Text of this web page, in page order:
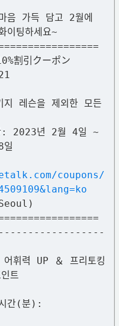
음 가득 담고 2월에
이팅하세요~
割引クーポン
레슨을 제외한 모든
: 2023년 2월 4일 ~
coupons/
휘력 UP ＆ 프리토킹
트
간(분):